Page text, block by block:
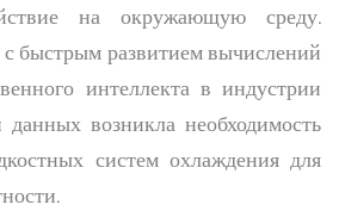
на окружающую среду.
с быстрым развитием вычислений
интеллекта в индустрии
данных возникла необходимость
систем охлаждения для